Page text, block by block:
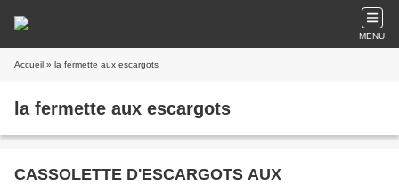
MENU
Accueil » la fermette aux escargots
la fermette aux escargots
CASSOLETTE D'ESCARGOTS AUX